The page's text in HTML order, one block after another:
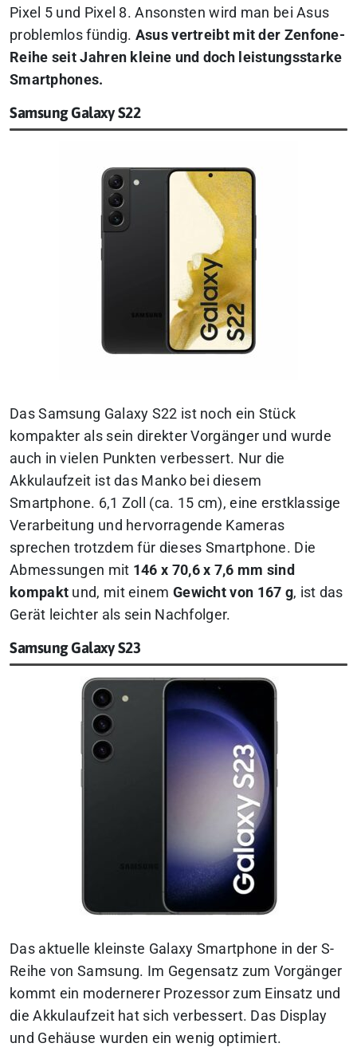
Pixel 5 und Pixel 8. Ansonsten wird man bei Asus
problemlos fündig. Asus vertreibt mit der Zenfone-
Reihe seit Jahren kleine und doch leistungsstarke
Smartphones.
Samsung Galaxy S22
Das Samsung Galaxy S22 ist noch ein Stück
kompakter als sein direkter Vorgänger und wurde
auch in vielen Punkten verbessert. Nur die
Akkulaufzeit ist das Manko bei diesem
Smartphone. 6,1 Zoll (ca. 15 cm), eine erstklassige
Verarbeitung und hervorragende Kameras
sprechen trotzdem für dieses Smartphone. Die
Abmessungen mit 146 x 70,6 x 7,6 mm sind
kompakt und, mit einem Gewicht von 167 g, ist das
Gerät leichter als sein Nachfolger.
Samsung Galaxy S23
Das aktuelle kleinste Galaxy Smartphone in der S-
Reihe von Samsung. Im Gegensatz zum Vorgänger
kommt ein modernerer Prozessor zum Einsatz und
die Akkulaufzeit hat sich verbessert. Das Display
und Gehäuse wurden ein wenig optimiert.